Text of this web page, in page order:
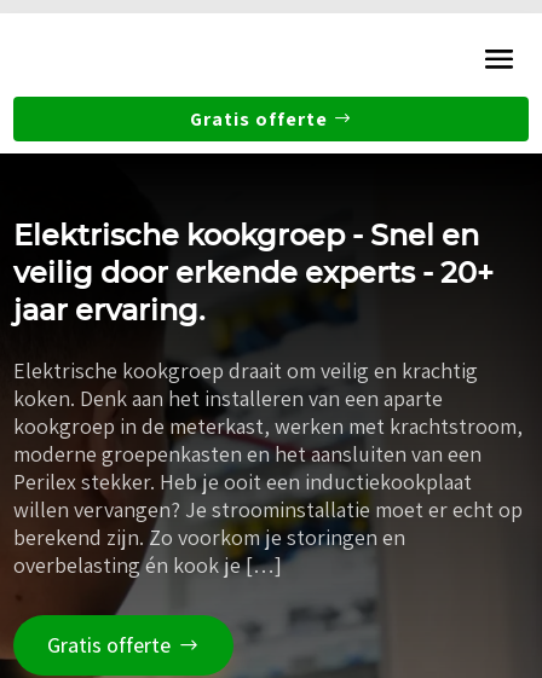
Gratis offerte
Elektrische kookgroep - Snel en
veilig door erkende experts - 20+
jaar ervaring.
Elektrische kookgroep draait om veilig en krachtig
koken. Denk aan het installeren van een aparte
kookgroep in de meterkast, werken met krachtstroom,
moderne groepenkasten en het aansluiten van een
Perilex stekker. Heb je ooit een inductiekookplaat
willen vervangen? Je stroominstallatie moet er echt op
berekend zijn. Zo voorkom je storingen en
overbelasting én kook je […]
Gratis offerte